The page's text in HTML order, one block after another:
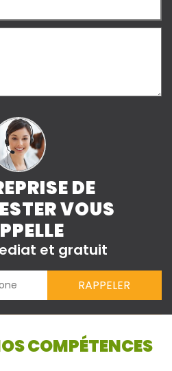
DE
VOUS
et gratuit
COMPÉTENCES